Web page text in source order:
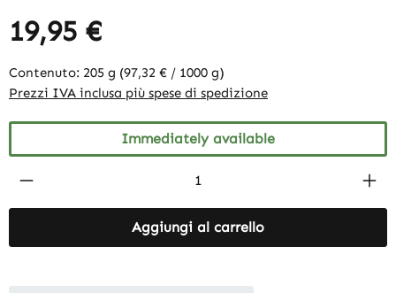
19,95 €
Contenuto: 205 g (97,32 € / 1000 g)
Prezzi IVA inclusa più spese di spedizione
Immediately available
Product Quantity: Enter the desired
Aggiungi al carrello